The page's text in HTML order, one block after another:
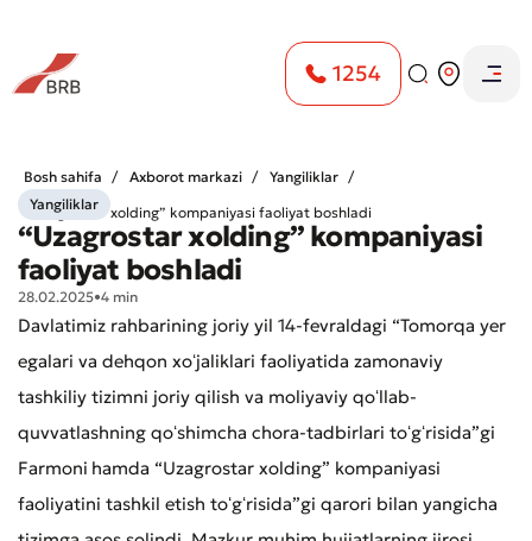
1254
Bosh sahifa Axborot markazi
Yangiliklar
“Uzagrostar xolding” kompaniyasi faoliyat boshladi
Yangiliklar
“Uzagrostar xolding” kompaniyasi
faoliyat boshladi
28.02.2025•4 min
Davlatimiz rahbarining joriy yil 14-fevraldagi “Tomorqa yer
egalari va dehqon xoʻjaliklari faoliyatida zamonaviy
tashkiliy tizimni joriy qilish va moliyaviy qoʻllab-
quvvatlashning qoʻshimcha chora-tadbirlari toʻgʻrisida”gi
Farmoni hamda “Uzagrostar xolding” kompaniyasi
faoliyatini tashkil etish toʻgʻrisida”gi qarori bilan yangicha